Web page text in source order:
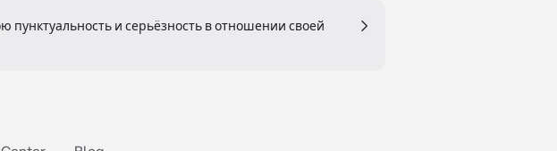
пунктуальность и серьёзность в отношении своей